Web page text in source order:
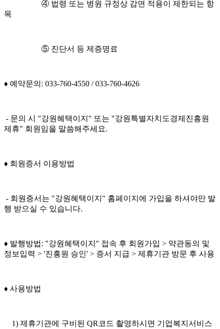
④ 법령 또는 병원 규정상 감면 적용이 제한되는 항
목
⑤ 진단서 등 제증명료
♦️ 예약문의: 033-760-4550 / 033-760-4626
- 문의 시 "강원혜택이지" 또는 "강원특별자치도경제진흥원
제휴" 회원임을 말씀해주세요.
♦️ 회원증서 이용방법
- 회원증서는 "강원혜택이지" 홈페이지에 가입을 하셔야만 발
행 받으실 수 있습니다.
♦️ 발행방법: "강원혜택이지" 접속 후 회원가입 > 약관동의 및
정보입력 > '진흥원 승인' > 증서 지급 > 제휴기관 방문 후 사용
♦️ 사용방법
1) 제휴기관에 구비된 QR코드 촬영하시면 기업복지서비스